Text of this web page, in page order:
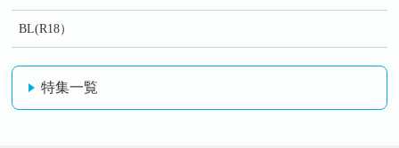
BL(R18）
特集一覧